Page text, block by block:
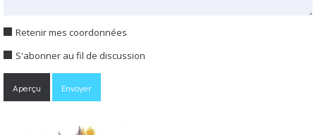
Retenir mes coordonnées
S'abonner au fil de discussion